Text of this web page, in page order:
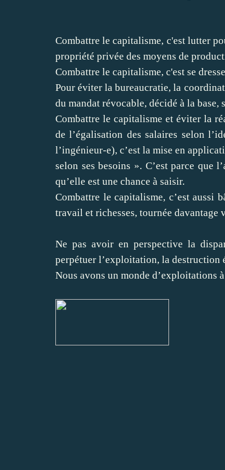
Combattre le capitalisme, c'est lutter
propriété privée des moyens de
Combattre le capitalisme, c'est se
Pour éviter la bureaucratie, la
du mandat révocable, décidé à la
Combattre le capitalisme et éviter la
de l’égalisation des salaires selon
l’ingénieur-e), c’est la mise en
selon ses besoins ». C’est parce que
qu’elle est une chance à saisir.
Combattre le capitalisme, c’est aussi
travail et richesses, tournée davantage
Ne pas avoir en perspective la
perpétuer l’exploitation, la destruction
Nous avons un monde d’exploitations